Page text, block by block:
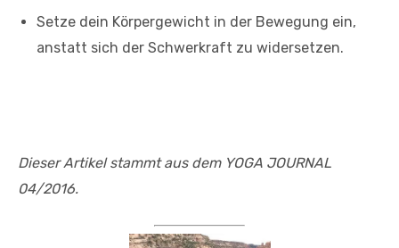
Setze dein Körpergewicht in der Bewegung ein,
anstatt sich der Schwerkraft zu widersetzen.
Dieser Artikel stammt aus dem YOGA JOURNAL
04/2016.